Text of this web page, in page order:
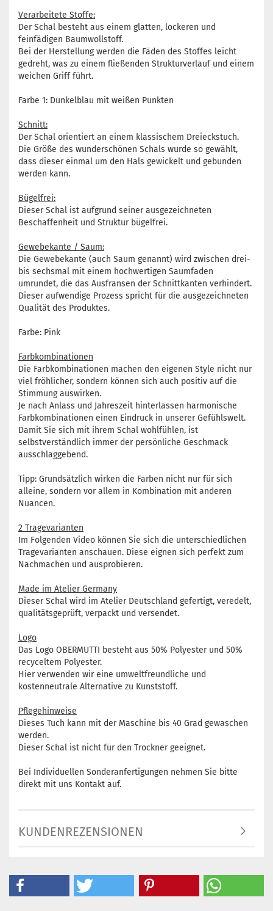
Verarbeitete Stoffe:
Der Schal besteht aus einem glatten, lockeren und
feinfädigen Baumwollstoff.
Bei der Herstellung werden die Fäden des Stoffes leicht
gedreht, was zu einem fließenden Strukturverlauf und einem
weichen Griff führt.
Farbe 1: Dunkelblau mit weißen Punkten
Schnitt:
Der Schal orientiert an einem klassischem Dreieckstuch.
Die Größe des wunderschönen Schals wurde so gewählt,
dass dieser einmal um den Hals gewickelt und gebunden
werden kann.
Bügelfrei:
Dieser Schal ist aufgrund seiner ausgezeichneten
Beschaffenheit und Struktur bügelfrei.
Gewebekante / Saum:
Die Gewebekante (auch Saum genannt) wird zwischen drei-
bis sechsmal mit einem hochwertigen Saumfaden
umrundet, die das Ausfransen der Schnittkanten verhindert.
Dieser aufwendige Prozess spricht für die ausgezeichneten
Qualität des Produktes.
Farbe: Pink
Farbkombinationen
Die Farbkombinationen machen den eigenen Style nicht nur
viel fröhlicher, sondern können sich auch positiv auf die
Stimmung auswirken.
Je nach Anlass und Jahreszeit hinterlassen harmonische
Farbkombinationen einen Eindruck in unserer Gefühlswelt.
Damit Sie sich mit ihrem Schal wohlfühlen, ist
selbstverständlich immer der persönliche Geschmack
ausschlaggebend.
Tipp: Grundsätzlich wirken die Farben nicht nur für sich
alleine, sondern vor allem in Kombination mit anderen
Nuancen.
2 Tragevarianten
Im Folgenden Video können Sie sich die unterschiedlichen
Tragevarianten anschauen. Diese eignen sich perfekt zum
Nachmachen und ausprobieren.
Made im Atelier Germany
Dieser Schal wird im Atelier Deutschland gefertigt, veredelt,
qualitätsgeprüft, verpackt und versendet.
Logo
Das Logo OBERMUTTI besteht aus 50% Polyester und 50%
recyceltem Polyester.
Hier verwenden wir eine umweltfreundliche und
kostenneutrale Alternative zu Kunststoff.
Pflegehinweise
Dieses Tuch kann mit der Maschine bis 40 Grad gewaschen
werden.
Dieser Schal ist nicht für den Trockner geeignet.
Bei Individuellen Sonderanfertigungen nehmen Sie bitte
direkt mit uns Kontakt auf.
KUNDENREZENSIONEN